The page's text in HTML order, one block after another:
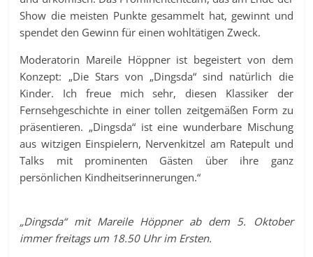
Show die meisten Punkte gesammelt hat, gewinnt und
spendet den Gewinn für einen wohltätigen Zweck.
Moderatorin Mareile Höppner ist begeistert von dem
Konzept: „Die Stars von „Dingsda“ sind natürlich die
Kinder. Ich freue mich sehr, diesen Klassiker der
Fernsehgeschichte in einer tollen zeitgemäßen Form zu
präsentieren. „Dingsda“ ist eine wunderbare Mischung
aus witzigen Einspielern, Nervenkitzel am Ratepult und
Talks mit prominenten Gästen über ihre ganz
persönlichen Kindheitserinnerungen.“
„Dingsda“ mit Mareile Höppner ab dem 5. Oktober
immer freitags um 18.50 Uhr im Ersten.